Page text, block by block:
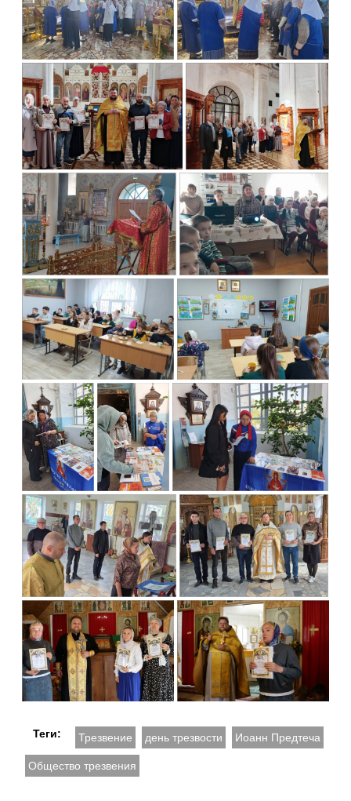
Теги: Трезвение день трезвости Иоанн Предтеча
Общество трезвения